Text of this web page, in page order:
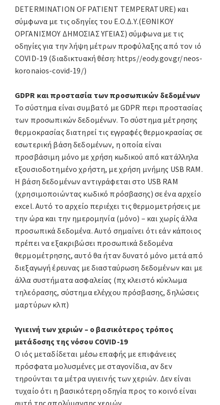
DETERMINATION OF PATIENT TEMPERATURE) και
σύμφωνα με τις οδηγίες του Ε.Ο.Δ.Υ.(ΕΘΝΙΚΟΥ
ΟΡΓΑΝΙΣΜΟΥ ΔΗΜΟΣΙΑΣ ΥΓΕΙΑΣ) σύμφωνα με τις
οδηγίες για την λήψη μέτρων προφύλαξης από τον ιό
COVID-19 (διαδικτυακή θέση: https//eody.gov.gr/neos-
koronaios-covid-19/)
GDPR και προστασία των προσωπικών δεδομένων
Το σύστημα είναι συμβατό με GDPR περι προστασίας
των προσωπικών δεδομένων. Το σύστημα μέτρησης
θερμοκρασίας διατηρεί τις εγγραφές θερμοκρασίας σε
εσωτερική βάση δεδομένων, η οποία είναι
προσβάσιμη μόνο με χρήση κωδικού από κατάλληλα
εξουσιοδοτημένο χρήστη, με χρήση μνήμης USB RAM.
Η βάση δεδομένων αντιγράφεται στο USB RAM
(χρησιμοποιώντας κωδικό πρόσβασης) σε ένα αρχείο
excel. Αυτό το αρχείο περιέχει τις θερμομετρήσεις με
την ώρα και την ημερομηνία (μόνο) – και χωρίς άλλα
προσωπικά δεδομένα. Αυτό σημαίνει ότι εάν κάποιος
πρέπει να εξακριβώσει προσωπικά δεδομένα
θερμομέτρησης, αυτό θα ήταν δυνατό μόνο μετά από
διεξαγωγή έρευνας με διασταύρωση δεδομένων και με
άλλα συστήματα ασφαλείας (πχ κλειστό κύκλωμα
τηλεόρασης, σύστημα ελέγχου πρόσβασης, δηλώσεις
μαρτύρων κλπ)
Υγιεινή των χεριών – ο βασικότερος τρόπος
μετάδοσης της νόσου COVID-19
Ο ιός μεταδίδεται μέσω επαφής με επιφάνειες
πρόσφατα μολυσμένες με σταγονίδια, αν δεν
τηρούνται τα μέτρα υγιεινής των χεριών. Δεν είναι
τυχαίο ότι η βασικότερη οδηγία προς το κοινό είναι